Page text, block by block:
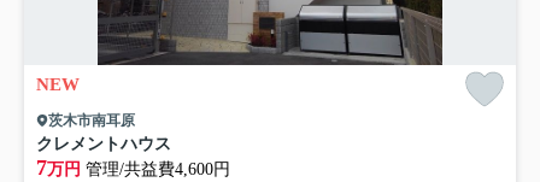
NEW
茨木市南耳原
クレメントハウス
7万円 管理/共益費4,600円